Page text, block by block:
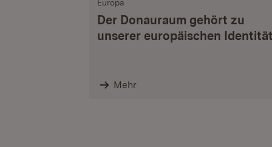
Europa
Der Donauraum gehört zu
unserer europäischen Identität
Mehr